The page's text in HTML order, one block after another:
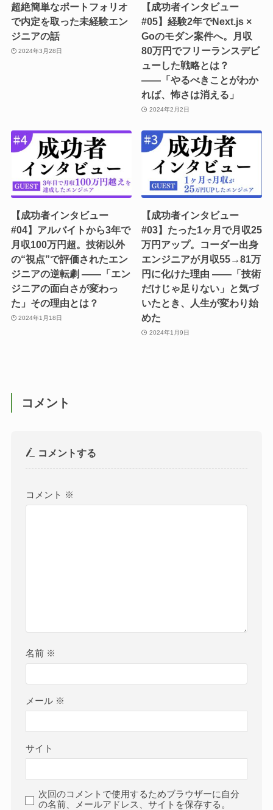
超絶簡単なポートフォリオ
で内定を取った未経験エン
ジニアの話
2024年3月28日
【成功者インタビュー
#05】経験2年でNext.js ×
Goのモダン案件へ。月収
80万円でフリーランスデビ
ューした戦略とは？
――「やるべきことがわか
れば、怖さは消える」
2024年2月2日
【成功者インタビュー
#04】アルバイトから3年で
月収100万円超。技術以外
の“視点”で評価されたエン
ジニアの逆転劇 ――「エン
ジニアの面白さが変わっ
た」その理由とは？
2024年1月18日
【成功者インタビュー
#03】たった1ヶ月で月収25
万円アップ。コーダー出身
エンジニアが月収55→81万
円に化けた理由 ――「技術
だけじゃ足りない」と気づ
いたとき、人生が変わり始
めた
2024年1月9日
コメント
コメントする
コメント ※
名前 ※
メール ※
サイト
次回のコメントで使用するためブラウザーに自分
の名前、メールアドレス、サイトを保存する。